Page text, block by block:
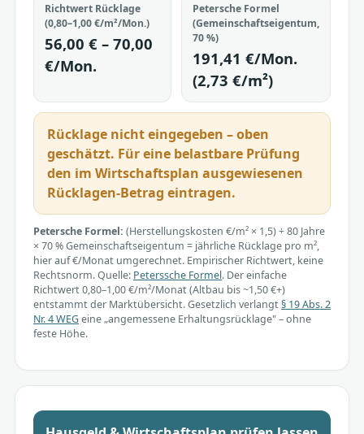
Richtwert Rücklage
(0,80–1,00 €/m²/Mon.)
56,00 € – 70,00
€/Mon.
Petersche Formel
(Gemeinschaftseigentum,
70 %)
191,41 €/Mon.
(2,73 €/m²)
Rücklage nicht eingegeben – oben
geschätzt. Für eine belastbare Prüfung
den im Wirtschaftsplan ausgewiesenen
Rücklagen-Betrag eintragen.
Petersche Formel: (Herstellungskosten €/m² × 1,5) ÷ 80 Jahre
× 70 % Gemeinschaftseigentum = jährliche Rücklage pro m²,
hier auf €/Monat umgerechnet. Empirischer Richtwert, keine
Rechtsnorm. Quelle: Peterssche Formel. Der einfache
Richtwert 0,80–1,00 €/m²/Monat (Altbau bis ~1,50 €+)
entstammt der Marktübersicht. Gesetzlich verlangt§ 19 Abs. 2
Nr. 4 WEGeine „angemessene Erhaltungsrücklage" – ohne
feste Höhe.